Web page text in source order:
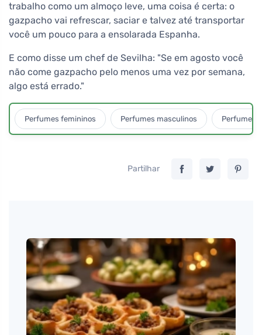
trabalho como um almoço leve, uma coisa é certa: o
gazpacho vai refrescar, saciar e talvez até transportar
você um pouco para a ensolarada Espanha.
E como disse um chef de Sevilha: "Se em agosto você
não come gazpacho pelo menos uma vez por semana,
algo está errado."
Perfumes femininos Perfumes masculinos Perfumes
Partilhar